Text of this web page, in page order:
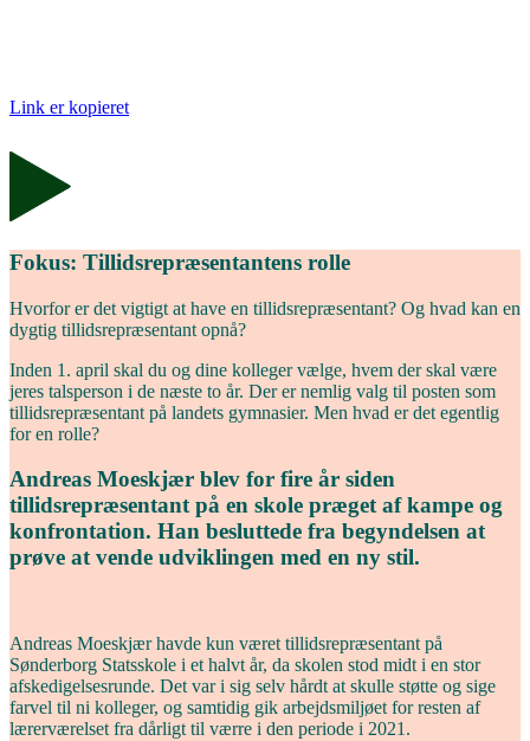
Link er kopieret
Fokus: Tillidsrepræsentantens rolle
Hvorfor er det vigtigt at have en tillidsrepræsentant? Og hvad kan en
dygtig tillidsrepræsentant opnå?
Inden 1. april skal du og dine kolleger vælge, hvem der skal være
jeres talsperson i de næste to år. Der er nemlig valg til posten som
tillids­repræsentant på landets gymnasier. Men hvad er det egentlig
for en rolle?
Andreas Moeskjær blev for fire år siden
tillidsrepræsentant på en skole præget af kampe og
konfrontation. Han besluttede fra begyndelsen at
prøve at vende udviklingen med en ny stil.
Andreas Moeskjær havde kun været tillidsrepræsentant på
Sønderborg Statsskole i et halvt år, da skolen stod midt i en stor
afskedigelsesrunde. Det var i sig selv hårdt at skulle støtte og sige
farvel til ni kolleger, og samtidig gik arbejdsmiljøet for resten af
lærerværelset fra dårligt til værre i den periode i 2021.